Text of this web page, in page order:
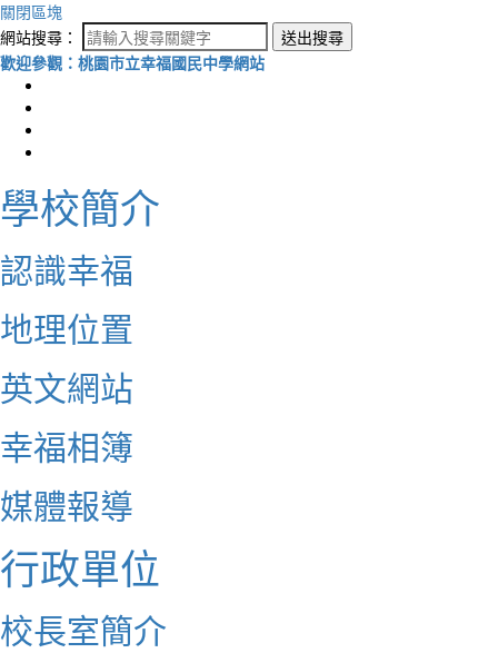
關閉區塊
網站搜尋：
送出搜尋
歡迎參觀：桃園市立幸福國民中學網站
學校簡介
認識幸福
地理位置
英文網站
幸福相簿
媒體報導
行政單位
校長室簡介